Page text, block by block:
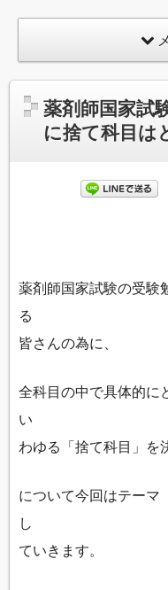
薬剤師国家試
に捨て科目は
薬剤師国家試験の受験
る
皆さんの為に、
全科目の中で具体的に
い
わゆる「捨て科目」を
について今回はテーマ
し
ていきます。